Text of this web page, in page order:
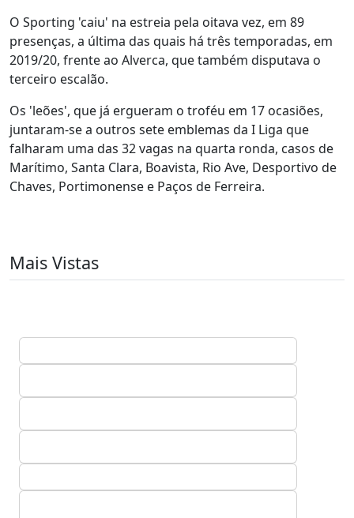
O Sporting 'caiu' na estreia pela oitava vez, em 89
presenças, a última das quais há três temporadas, em
2019/20, frente ao Alverca, que também disputava o
terceiro escalão.
Os 'leões', que já ergueram o troféu em 17 ocasiões,
juntaram-se a outros sete emblemas da I Liga que
falharam uma das 32 vagas na quarta ronda, casos de
Marítimo, Santa Clara, Boavista, Rio Ave, Desportivo de
Chaves, Portimonense e Paços de Ferreira.
Mais Vistas